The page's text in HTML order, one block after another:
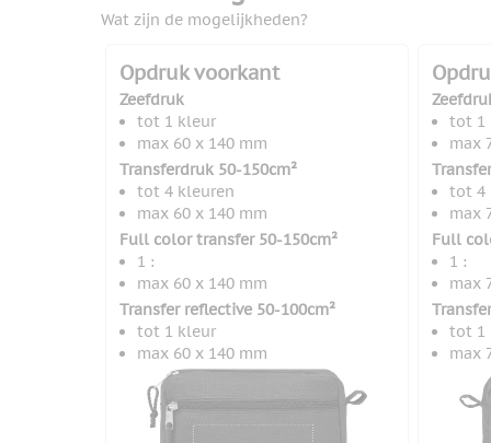
Wat zijn de mogelijkheden?
Opdruk voorkant
Zeefdruk
tot 1 kleur
max 60 x 140 mm
Transferdruk 50-150cm²
tot 4 kleuren
max 60 x 140 mm
Full color transfer 50-150cm²
1 :
max 60 x 140 mm
Transfer reflective 50-100cm²
tot 1 kleur
max 60 x 140 mm
tot 1
max
tot 4
max
Full
1 :
max
tot 1
max